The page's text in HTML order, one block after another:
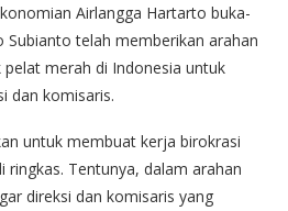
Airlangga Hartarto buka-
Subianto telah memberikan arahan
merah di Indonesia untuk
dan komisaris.
untuk membuat kerja birokrasi
ringkas. Tentunya, dalam arahan
direksi dan komisaris yang